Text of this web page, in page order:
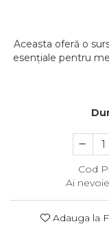
Aceasta oferă o
esențiale pentru
Cod
Ai
Adauga la